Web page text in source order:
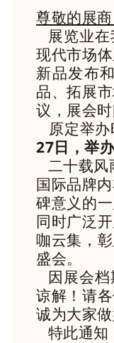
尊敬的展
展览业在
现代市场
新品发布
品、拓展
议，展会
原定举
27日，举
二十载风
国际品牌
碑意义的
同时广泛
咖云集，
盛会。
因展会档
谅解！请
诚为大家
特此通知